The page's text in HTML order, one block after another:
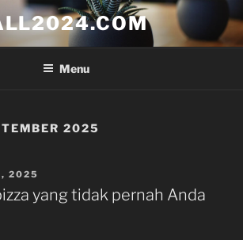
Menu
2025
2025
yang tidak pernah Anda